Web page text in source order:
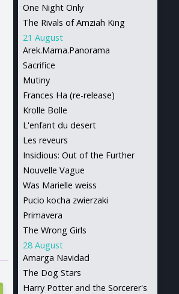
One Night Only
The Rivals of Amziah King
21 August
Arek.Mama.Panorama
Sacrifice
Mutiny
Frances Ha (re-release)
Krolle Bolle
L'enfant du desert
Les reveurs
Insidious: Out of the Further
Nouvelle Vague
Was Marielle weiss
Pucio kocha zwierzaki
Primavera
The Wrong Girls
28 August
Amarga Navidad
The Dog Stars
Harry Potter and the Sorcerer's